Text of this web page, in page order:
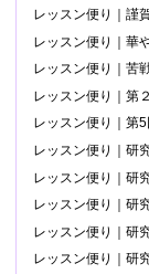
レッスン便り｜謹
レッスン便り｜華
レッスン便り｜苦
レッスン便り｜第
レッスン便り｜第
レッスン便り｜研
レッスン便り｜研
レッスン便り｜研
レッスン便り｜研
レッスン便り｜研